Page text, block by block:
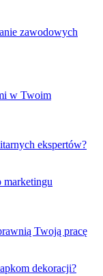
zawodowych
w Twoim
ekspertów?
marketingu
Twoją pracę
dekoracji?